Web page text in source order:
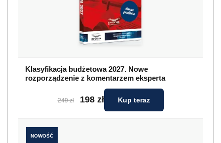
Klasyfikacja budżetowa 2027. Nowe
rozporządzenie z komentarzem eksperta
249 zł 198 zł Kup teraz
NOWOŚĆ